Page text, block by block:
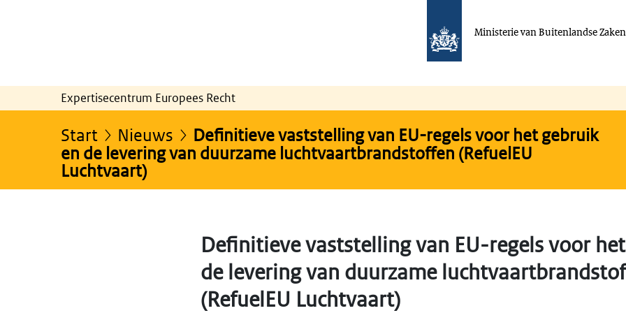
Ministerie van Buitenlandse Zaken
Expertisecentrum Europees Recht
Start Nieuws
Definitieve vaststelling van EU-regels voor het gebruik
en de levering van duurzame luchtvaartbrandstoffen (RefuelEU
Luchtvaart)
Definitieve vaststelling van EU-regels voor
de levering van duurzame
(RefuelEU Luchtvaart)